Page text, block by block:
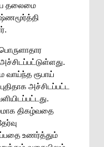
தலைமை
வாய்ந்த ரூபாய்
அச்சிடப்பட்ட
திகழ்வதை
உணர்த்தும்